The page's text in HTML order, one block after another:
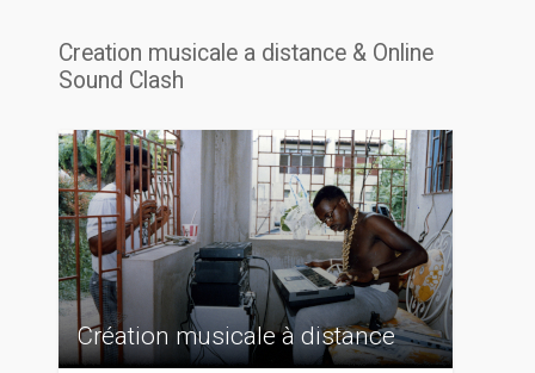
Creation musicale a distance & Online
Sound Clash
Création musicale à distance